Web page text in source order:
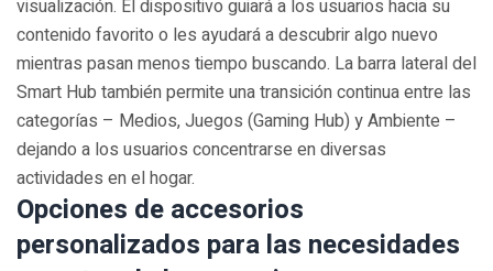
visualización. El dispositivo guiará a los usuarios hacia su
contenido favorito o les ayudará a descubrir algo nuevo
mientras pasan menos tiempo buscando. La barra lateral del
Smart Hub también permite una transición continua entre las
categorías – Medios, Juegos (Gaming Hub) y Ambiente –
dejando a los usuarios concentrarse en diversas
actividades en el hogar.
Opciones de accesorios
personalizados para las necesidades